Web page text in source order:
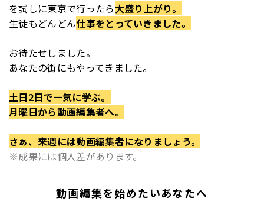
を試しに東京で行ったら大盛り上がり。
生徒もどんどん仕事をとっていきました。
お待たせしました。
あなたの街にもやってきました。
土日2日で一気に学ぶ。
月曜日から動画編集者へ。
さぁ、来週には動画編集者になりましょう。
※成果には個人差があります。
動画編集を始めたいあなたへ